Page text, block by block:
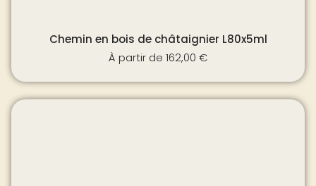
Chemin en bois de châtaignier L80x5ml
À partir de 162,00 €